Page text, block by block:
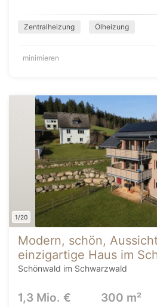
Zentralheizung Ölheizung
minimieren
1/20
Modern, schön,
einzigartige Haus im
Schönwald im Schwarzwald
1,3 Mio. € 300 m²